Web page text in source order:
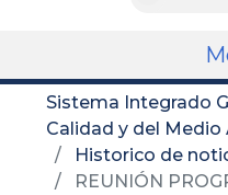
Sistema Integrado
Calidad y del
Historico de
REUNIÓN